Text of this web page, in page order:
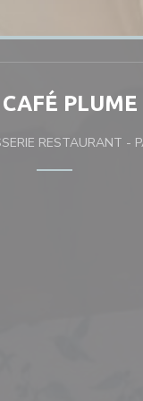
PLUME
RESTAURANT -